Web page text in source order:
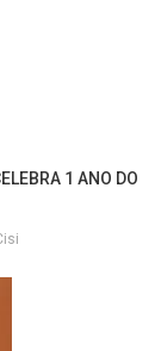
1 ANO DO